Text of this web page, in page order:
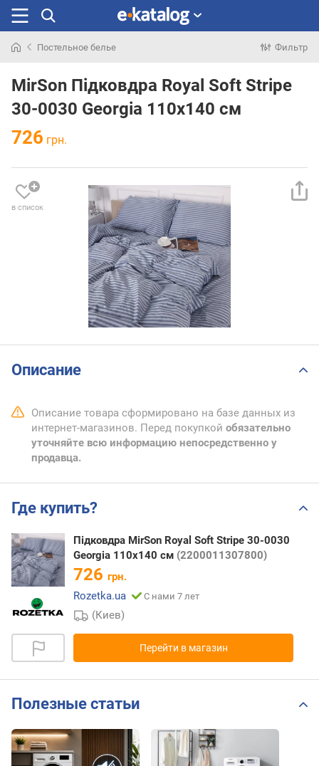
раньше
Постельное белье Фильтр
MirSon Підковдра Royal Soft Stripe
30-0030 Georgia 110х140 см
726 грн.
в список
Описание
Описание товара сформировано на базе данных из
интернет-магазинов. Перед покупкой обязательно
уточняйте всю информацию непосредственно у
продавца.
Где купить?
Підковдра MirSon Royal Soft Stripe 30-0030
Georgia 110х140 см (2200011307800)
726 грн.
Rozetka.ua
С нами 7 лет
(Киев)
Перейти в магазин
Полезные статьи